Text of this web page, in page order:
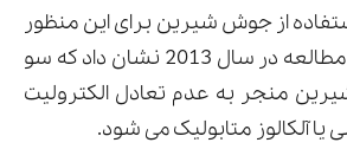
از جوش شیرین برای این منظور
خطرناک باشد. یک مطالعه در سال 2013 نشان داد که سو
منجر به عدم تعادل الکترولیت
آلکالوز متابولیک می شود.